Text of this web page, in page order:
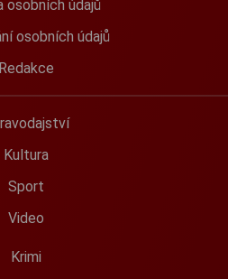
osobních údajů
osobních údajů
Redakce
Kultura
Sport
Video
Krimi